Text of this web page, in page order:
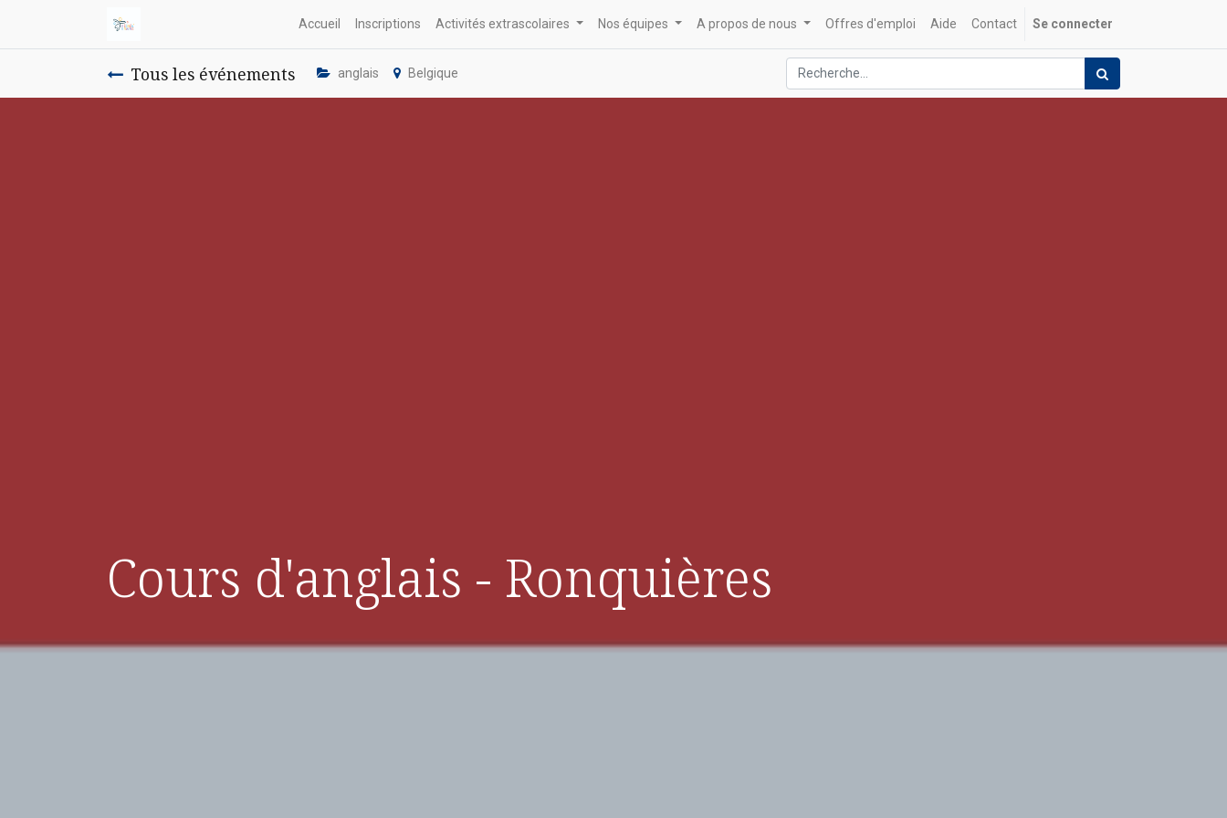
Accueil Inscriptions Activités extrascolaires Nos équipes A propos de nous Offres d'emploi Aide Contact Se connecter
Tous les événements anglais Belgique
Cours d'anglais - Ronquières